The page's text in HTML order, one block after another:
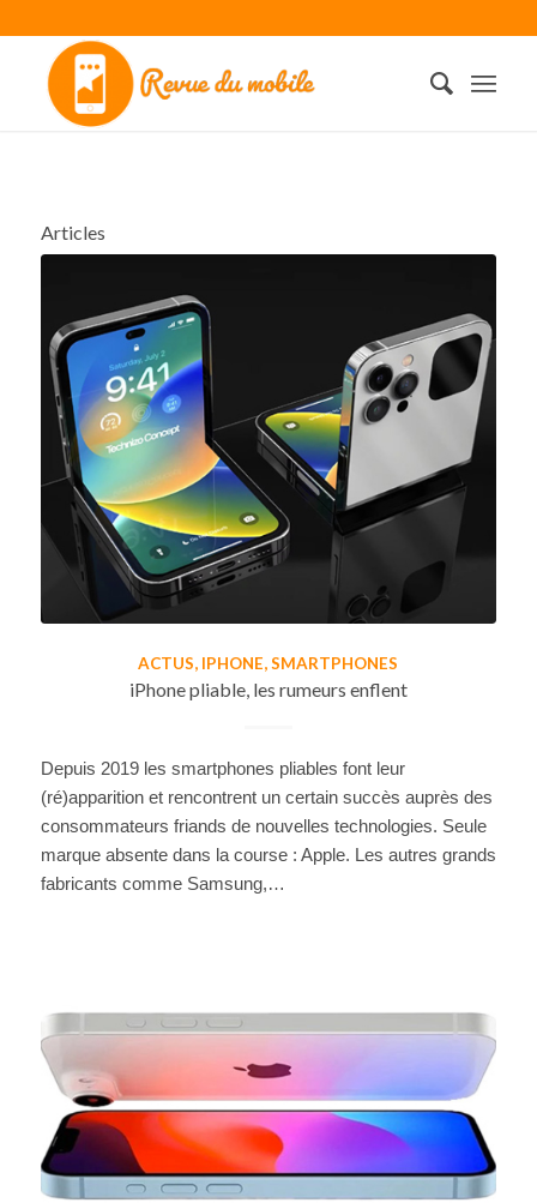
Articles
ACTUS, IPHONE,SMARTPHONES
iPhone pliable, les rumeurs enflent
Depuis 2019 les smartphones pliables font leur
(ré)apparition et rencontrent un certain succès auprès des
consommateurs friands de nouvelles technologies. Seule
marque absente dans la course : Apple. Les autres grands
fabricants comme Samsung,…